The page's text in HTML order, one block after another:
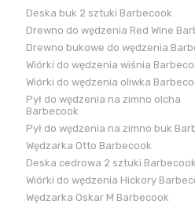
Deska buk 2 sztuki Barbecook
Drewno do wędzenia Red Wine
Drewno bukowe do wędzenia
Wiórki do wędzenia wiśnia
Wiórki do wędzenia oliwka
Pył do wędzenia na zimno olcha
Barbecook
Pył do wędzenia na zimno buk
Wędzarka Otto Barbecook
Deska cedrowa 2 sztuki Barbecook
Wiórki do wędzenia Hickory
Wędzarka Oskar M Barbecook